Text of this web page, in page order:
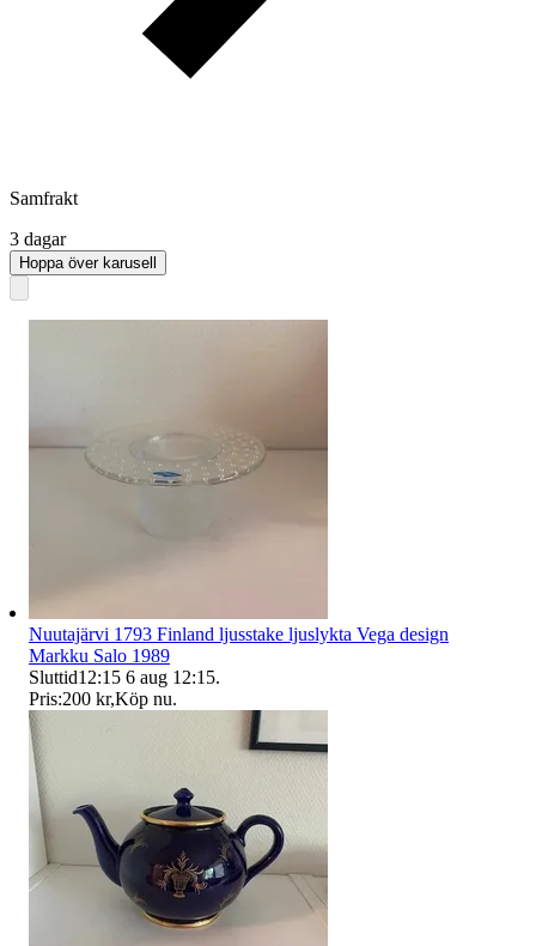
Samfrakt
3 dagar
Hoppa över karusell
Nuutajärvi 1793 Finland ljusstake ljuslykta Vega design
Markku Salo 1989
Sluttid12:15 6 aug 12:15.
Pris:200 kr,Köp nu.